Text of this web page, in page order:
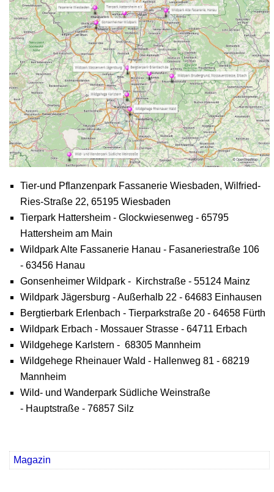
Tier-und Pflanzenpark Fassanerie Wiesbaden, Wilfried-
Ries-Straße 22, 65195 Wiesbaden
Tierpark Hattersheim - Glockwiesenweg - 65795
Hattersheim am Main
Wildpark Alte Fassanerie Hanau - Fasaneriestraße 106
- 63456 Hanau
Gonsenheimer Wildpark - Kirchstraße - 55124 Mainz
Wildpark Jägersburg - Außerhalb 22 - 64683 Einhausen
Bergtierbark Erlenbach - Tierparkstraße 20 - 64658 Fürth
Wildpark Erbach - Mossauer Strasse - 64711 Erbach
Wildgehege Karlstern - 68305 Mannheim
Wildgehege Rheinauer Wald - Hallenweg 81 - 68219
Mannheim
Wild- und Wanderpark Südliche Weinstraße
- Hauptstraße - 76857 Silz
Magazin